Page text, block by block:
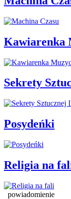
Kawiarenka
Sekrety
Posydeńki
Religia na
powiadomienie